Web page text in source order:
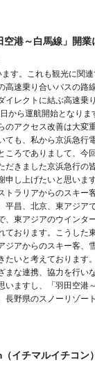
港～白馬線」開業
す。これも観光に関連
高速乗り合いバスの路
レクトに結ぶ高速乗
から運航開始となりま
のアクセス改善は大変
ても、私から京浜急行
ころでありまして、今
だきました京浜急行の
申し上げたいと思いま
トラリアからのスキー
平昌、北京、東アジア
、東アジアのウインタ
ております。こうした
ジアからのスキー客、
たいと考えております
まな連携、協力を行い
いますし、「羽田空港
長野県のスノーリゾー
イチマルイチコン